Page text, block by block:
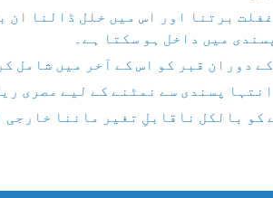
برتنا اور اس میں خلل ڈالنا ان
میں داخل ہو سکتا ہے۔
دوران قبر کو اس کے آخر میں شامل
پسندی سے نمٹنے کے لیے مصری
کو بالکل ناقابلِ تغیر ماننا